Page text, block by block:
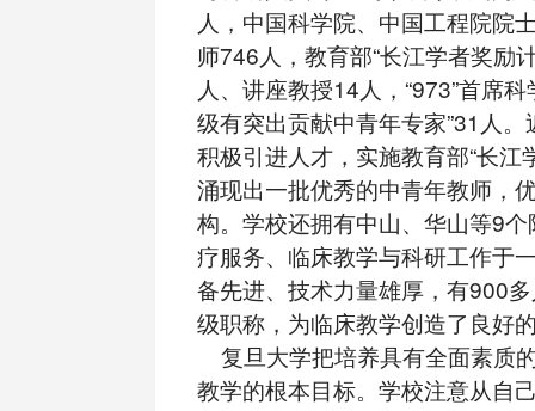
人，中国科学院、中国工程院院
师746人，教育部“长江学者奖励
人、讲座教授14人，“973”首席
级有突出贡献中青年专家”31人
积极引进人才，实施教育部“长江
涌现出一批优秀的中青年教师，
构。学校还拥有中山、华山等9
疗服务、临床教学与科研工作于
备先进、技术力量雄厚，有900
级职称，为临床教学创造了良好
复旦大学把培养具有全面素质
教学的根本目标。学校注意从自